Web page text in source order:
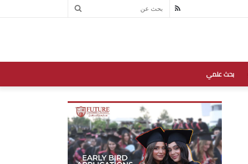
بحث RSS
بحث علمي